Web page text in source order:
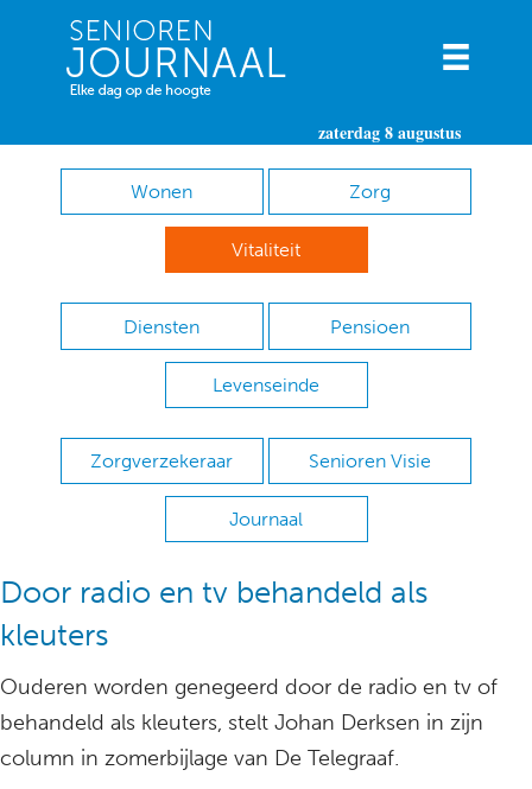
zaterdag 8 augustus
Wonen Zorg
Vitaliteit
Diensten Pensioen
Levenseinde
Zorgverzekeraar Senioren Visie
Journaal
Door radio en tv behandeld als
kleuters
Ouderen worden genegeerd door de radio en tv of
behandeld als kleuters, stelt Johan Derksen in zijn
column in zomerbijlage van De Telegraaf.